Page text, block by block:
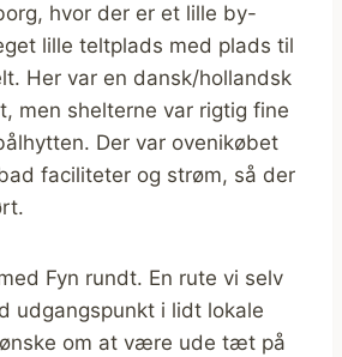
hvor der er et lille by-
lille teltplads med plads til
Her var en dansk/hollandsk
men shelterne var rigtig fine
Der var ovenikøbet
faciliteter og strøm, så der
Fyn rundt. En rute vi selv
udgangspunkt i lidt lokale
om at være ude tæt på